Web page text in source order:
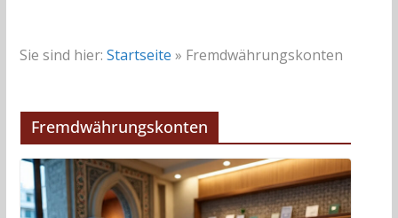
Sie sind hier: Startseite » Fremdwährungskonten
Fremdwährungskonten